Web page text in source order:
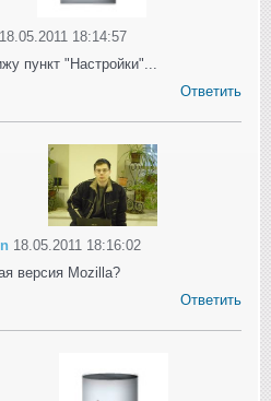
18.05.2011 18:14:57
пункт "Настройки"...
Ответить
18.05.2011 18:16:02
версия Mozilla?
Ответить